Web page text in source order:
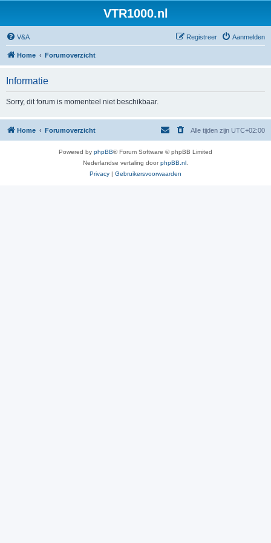
VTR1000.nl
V&A Aanmelden
Registreer
Home Forumoverzicht
Informatie
Sorry, dit forum is momenteel niet beschikbaar.
Home Forumoverzicht Alle tijden zijn UTC+02:00
Powered by phpBB® Forum Software © phpBB Limited
Nederlandse vertaling doorphpBB.nl
Privacy | Gebruikersvoorwaarden